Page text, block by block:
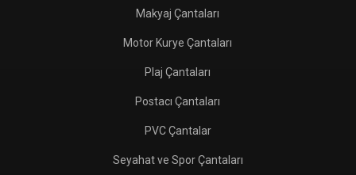
Makyaj Çantaları
Motor Kurye Çantaları
Plaj Çantaları
Postacı Çantaları
PVC Çantalar
Seyahat ve Spor Çantaları